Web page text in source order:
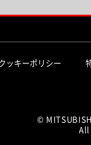
ッキーポリシー
©
All